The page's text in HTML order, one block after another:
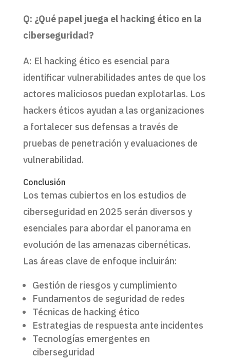
Q: ¿Qué papel juega el hacking ético en la
ciberseguridad?
A: El hacking ético es esencial para
identificar vulnerabilidades antes de que los
actores maliciosos puedan explotarlas. Los
hackers éticos ayudan a las organizaciones
a fortalecer sus defensas a través de
pruebas de penetración y evaluaciones de
vulnerabilidad.
Conclusión
Los temas cubiertos en los estudios de
ciberseguridad en 2025 serán diversos y
esenciales para abordar el panorama en
evolución de las amenazas cibernéticas.
Las áreas clave de enfoque incluirán:
Gestión de riesgos y cumplimiento
Fundamentos de seguridad de redes
Técnicas de hacking ético
Estrategias de respuesta ante incidentes
Tecnologías emergentes en
ciberseguridad